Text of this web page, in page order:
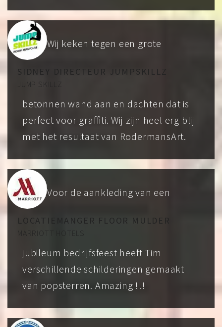
SIDNEY DIRECTEUR JUMPSKILLZ
JUMP SKILLZ
Wij keken tegen een grote
betonnen wand aan en dachten dat is
perfect voor graffiti. Wij zijn heel erg blij
met het resultaat van RodermansArt.
LOCATIEMANGER FLOOR MULDER
MARRIOTT HOTELS
Voor de aankleding van een
jubileum bedrijfsfeest heeft Tim
verschillende schilderingen gemaakt
van popsterren. Amazing !!!